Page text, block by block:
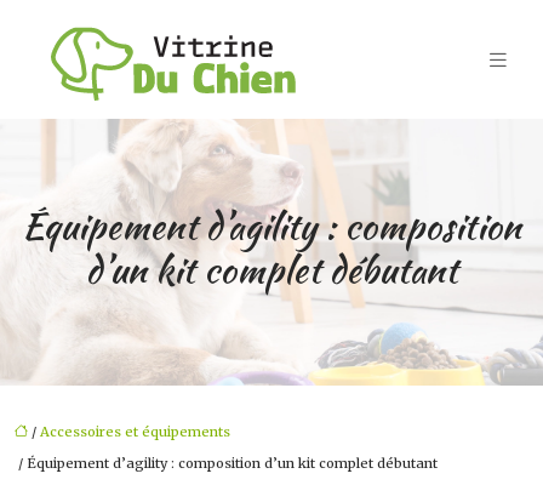
Équipement d’agility : composition
d’un kit complet débutant
/ Accessoires et équipements
/ Équipement d’agility : composition d’un kit complet débutant